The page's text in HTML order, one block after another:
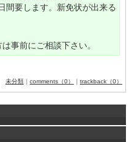
要します。新免状が出来る
事前にご相談下さい。
未分類 ｜ comments（0） ｜ trackback（0）